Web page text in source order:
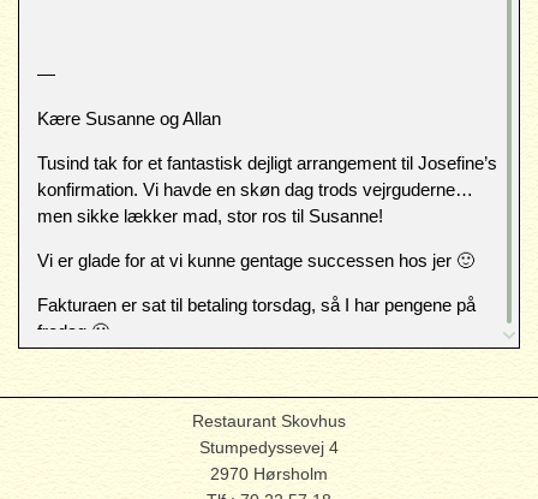
—
Kære Susanne og Allan
Tusind tak for et fantastisk dejligt arrangement til Josefine’s
konfirmation. Vi havde en skøn dag trods vejrguderne…
men sikke lækker mad, stor ros til Susanne!
Vi er glade for at vi kunne gentage successen hos jer 🙂
Fakturaen er sat til betaling torsdag, så I har pengene på
fredag 🙂
Endnu engang tak….vi ses en anden god gang
De bedste hilsner
Fam.Lund Albæk
Restaurant Skovhus
Stumpedyssevej 4
2970 Hørsholm